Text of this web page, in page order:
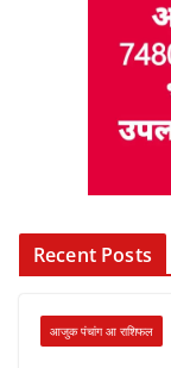
Recent Posts
आजुक पंचांग आ राशिफल